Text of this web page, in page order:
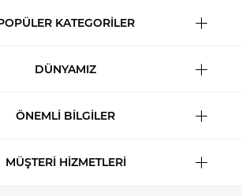
KATEGORİLER
DÜNYAMIZ
ÖNEMLİ BİLGİLER
MÜŞTERİ HİZMETLERİ